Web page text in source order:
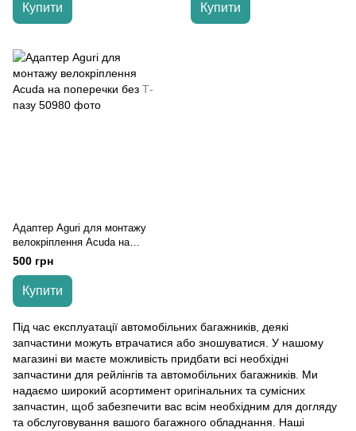
Купити Купити
Адаптер Aguri для монтажу
велокріплення Acuda на
поперечки без Т-пазу
500 грн
Купити
Під час експлуатації автомобільних багажників, деякі
запчастини можуть втрачатися або зношуватися. У нашому
магазині ви маєте можливість придбати всі необхідні
запчастини для рейлінгів та автомобільних багажників. Ми
надаємо широкий асортимент оригінальних та сумісних
запчастин, щоб забезпечити вас всім необхідним для догляду
та обслуговування вашого багажного обладнання. Наші